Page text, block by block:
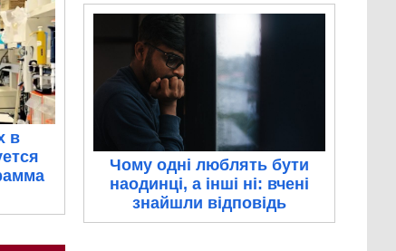
в
Чому одні люблять бути
наодинці, а інші ні: вчені
знайшли відповідь